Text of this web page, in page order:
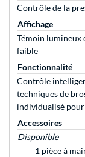
Contrôle de la
Affichage
Témoin lumineux
faible
Fonctionnalité
Contrôle
techniques de
individualisé
Accessoires
Disponible
1 pièce à